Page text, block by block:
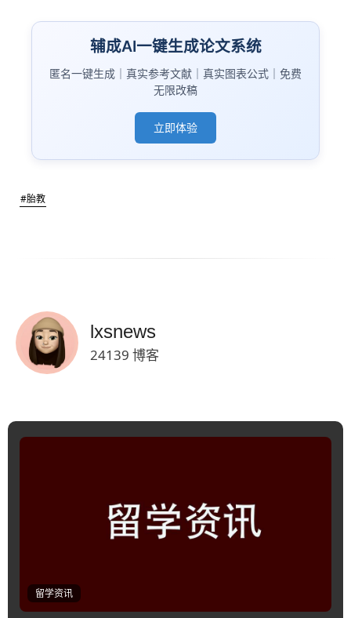
辅成AI一键生成论文系统
匿名一键生成｜真实参考文献｜真实图表公式｜免费
无限改稿
立即体验
#胎教
lxsnews
24139 博客
留学资讯